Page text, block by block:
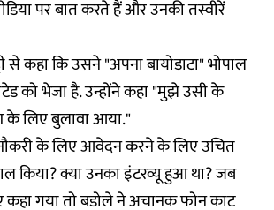
पर बात करते हैं और उनकी तस्वीरें
से कहा कि उसने "अपना बायोडाटा" भोपाल
को भेजा है. उन्होंने कहा "मुझे उसी के
के लिए बुलावा आया."
के लिए आवेदन करने के लिए उचित
किया? क्या उनका इंटरव्यू हुआ था? जब
गया तो बडोले ने अचानक फोन काट